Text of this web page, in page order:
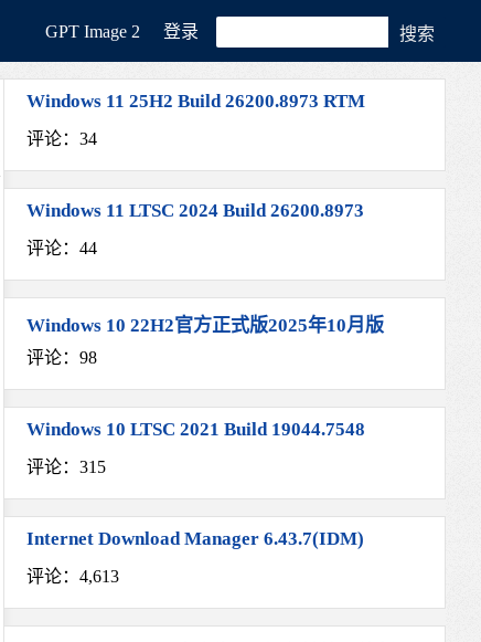
GРT Image 2 登录
Windows 11 25H2 Build 26200.8973 RTM
评论：34
Windows 11 LTSC 2024 Build 26200.8973
评论：44
Windows 10 22H2官方正式版2025年10月版
评论：98
Windows 10 LTSC 2021 Build 19044.7548
评论：315
Internet Download Manager 6.43.7(IDM)
评论：4,613